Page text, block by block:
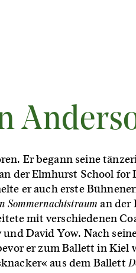
Er begann seine
der Elmhurst School
er auch erste
Sommernachtstraum an der
mit verschiedenen
David Yow. Nach
er zum Ballett in Kiel
aus dem Ballett